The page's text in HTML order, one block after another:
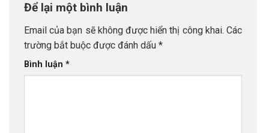
Để lại một bình luận
Email của bạn sẽ không được hiển thị công khai. Các
trường bắt buộc được đánh dấu *
Bình luận *